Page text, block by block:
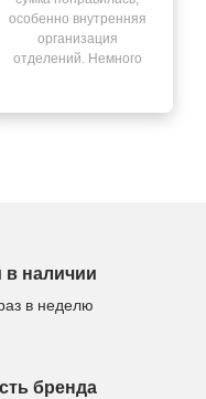
особенно внутренняя
организация
отделений. Немного
в наличии
в неделю
бренда